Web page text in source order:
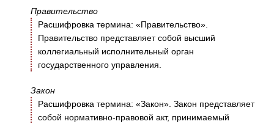
Правительство
Расшифровка термина: «Правительство».
Правительство представляет собой высший
коллегиальный исполнительный орган
государственного управления.
Закон
Расшифровка термина: «Закон». Закон представляет
собой нормативно-правовой акт, принимаемый